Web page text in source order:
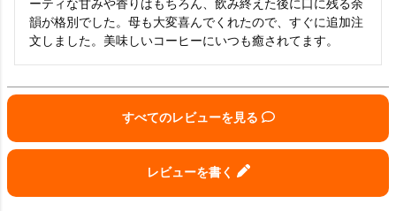
ーティな甘みや香りはもちろん、飲み終えた後に口に残る余
韻が格別でした。母も大変喜んでくれたので、すぐに追加注
文しました。美味しいコーヒーにいつも癒されてます。
すべてのレビューを見る
レビューを書く